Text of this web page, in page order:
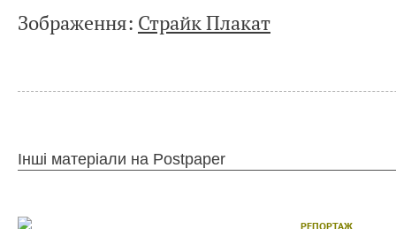
Зображення: Страйк Плакат
Інші матеріали на Postpaper